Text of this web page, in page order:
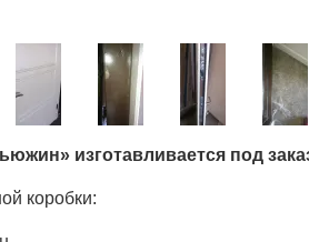
изготавливается под
коробки: